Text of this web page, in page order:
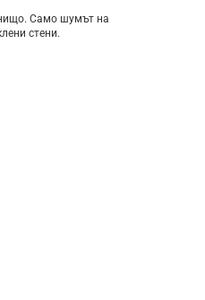
Само шумът на
стени.